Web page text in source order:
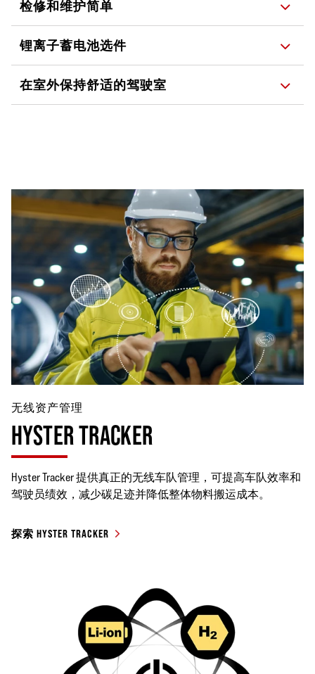
检修和维护简单
锂离子蓄电池选件
在室外保持舒适的驾驶室
无线资产管理
HYSTER TRACKER
Hyster Tracker 提供真正的无线车队管理，可提高车队效率和
驾驶员绩效，减少碳足迹并降低整体物料搬运成本。
探索 HYSTER TRACKER